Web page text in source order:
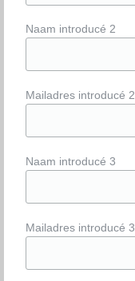
Naam introducé 2
Mailadres introducé 2
Naam introducé 3
Mailadres introducé 3